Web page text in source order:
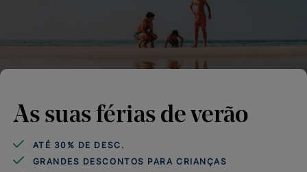
As suas férias de verão
ATÉ 30% DE DESC.
GRANDES DESCONTOS PARA CRIANÇAS